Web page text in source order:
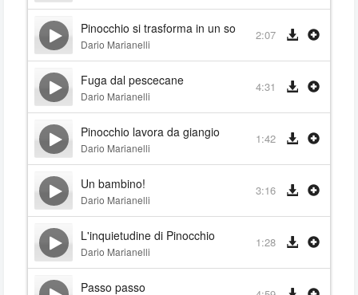
Pinocchio si trasforma in un somaro
Dario Marianelli
2:07
Fuga dal pescecane
Dario Marianelli
4:31
Pinocchio lavora da giangio
Dario Marianelli
1:42
Un bambino!
Dario Marianelli
3:16
L'inquietudine di Pinocchio
Dario Marianelli
1:28
Passo passo